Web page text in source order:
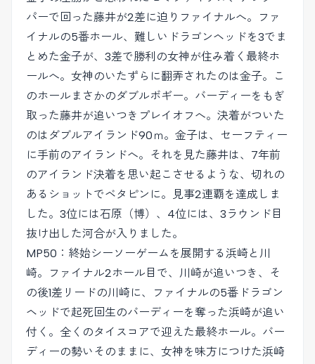
パーで回った藤井が2差に迫りファイナルへ。ファ
イナルの5番ホール、難しいドラゴンヘッドを3でま
とめた金子が、3差で勝利の女神が住み着く最終ホ
ールへ。女神のいたずらに翻弄されたのは金子。こ
のホールまさかのダブルボギー。バーディーをもぎ
取った藤井が追いつきプレイオフへ。決着がついた
のはダブルアイランド90ｍ。金子は、セーフティー
に手前のアイランドへ。それを見た藤井は、7年前
のアイランド決着を思い起こさせるような、切れの
あるショットでベタピンに。見事2連覇を達成しま
した。3位には石原（博）、4位には、3ラウンド目
抜け出した河合が入りました。
MP50：終始シーソーゲームを展開する浜崎と川
崎。ファイナル2ホール目で、川崎が追いつき、そ
の後1差リードの川崎に、ファイナルの5番ドラゴン
ヘッドで起死回生のバーディーを奪った浜崎が追い
付く。全くのタイスコアで迎えた最終ホール。バー
ディーの勢いそのままに、女神を味方につけた浜崎